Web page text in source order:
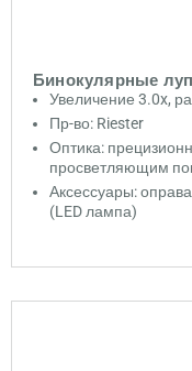
Бинокулярные
Увеличение 3.0x,
Пр-во: Riester
Оптика:
просветляющим
Аксессуары:
(LED лампа)